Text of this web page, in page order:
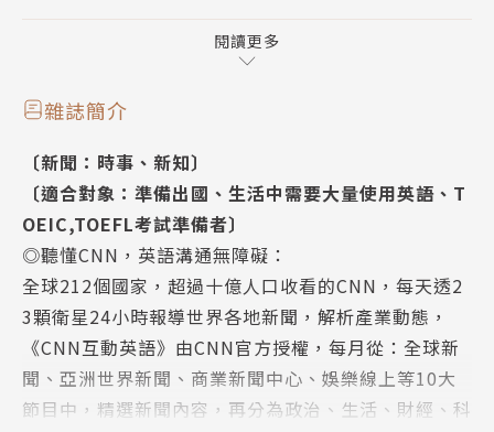
n：Soccer Star Kylian Mbappé Discusses His Car
與鯊共游 古巴力推保育觀光 A Bite of Conservatio
n：Cuba Improves Awareness about Sharks with
Its Cage-Free Dives
全方位理解CNN：哈利、梅根網飛紀錄片上架 恐再掀
英國王室風暴 Meghan and Harry’s Netflix Docum
entary Released
新聞片語通：普通成員；基層員工 rank and file
CNN主編教你唸：知名品牌名稱
單字聯想地圖：求職英語
社會-新加坡濱海灣花園── 城市中的蘭花仙境
體育-足壇亮眼新秀 基利安．姆巴佩
全方位理解 CNN
商業-美國科技公司大裁員 經濟衰退的前兆？
科學-冷凍30年的胚胎 成功孕育雙胞胎
娛樂-威爾．史密斯談奧斯卡摑掌事件
旅遊-音樂、遊行、沙丁魚──里斯本聖安東尼的饗宴
社會-英國王位準繼承人威廉王子成長史
熱門強片
閱讀更多
雜誌簡介
〔新聞：時事、新知〕
〔適合對象：準備出國、生活中需要大量使用英語、T
OEIC,TOEFL考試準備者〕
◎聽懂CNN，英語溝通無障礙：
全球212個國家，超過十億人口收看的CNN，每天透2
3顆衛星24小時報導世界各地新聞，解析產業動態，
《CNN互動英語》由CNN官方授權，每月從：全球新
聞、亞洲世界新聞、商業新聞中心、娛樂線上等10大
節目中，精選新聞內容，再分為政治、生活、財經、科